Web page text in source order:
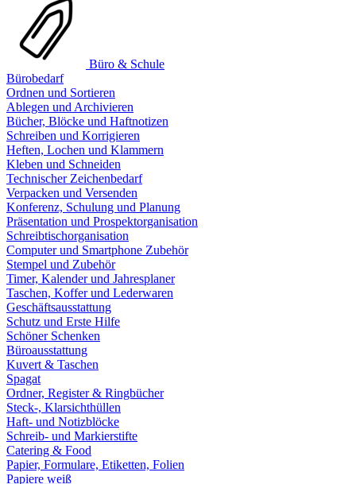
Büro & Schule
Bürobedarf
Ordnen und Sortieren
Ablegen und Archivieren
Bücher, Blöcke und Haftnotizen
Schreiben und Korrigieren
Heften, Lochen und Klammern
Kleben und Schneiden
Technischer Zeichenbedarf
Verpacken und Versenden
Konferenz, Schulung und Planung
Präsentation und Prospektorganisation
Schreibtischorganisation
Computer und Smartphone Zubehör
Stempel und Zubehör
Timer, Kalender und Jahresplaner
Taschen, Koffer und Lederwaren
Geschäftsausstattung
Schutz und Erste Hilfe
Schöner Schenken
Büroausstattung
Kuvert & Taschen
Spagat
Ordner, Register & Ringbücher
Steck-, Klarsichthüllen
Haft- und Notizblöcke
Schreib- und Markierstifte
Catering & Food
Papier, Formulare, Etiketten, Folien
Papiere weiß